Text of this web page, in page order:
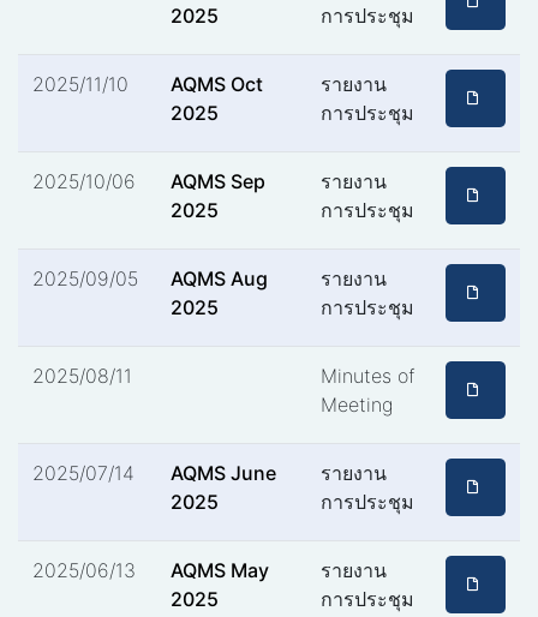
2025
การประชุม
2025/11/10
AQMS Oct
2025
รายงาน
การประชุม
2025/10/06
AQMS Sep
2025
รายงาน
การประชุม
2025/09/05
AQMS Aug
2025
รายงาน
การประชุม
2025/08/11
Minutes of
Meeting
2025/07/14
AQMS June
2025
รายงาน
การประชุม
2025/06/13
AQMS May
2025
รายงาน
การประชุม